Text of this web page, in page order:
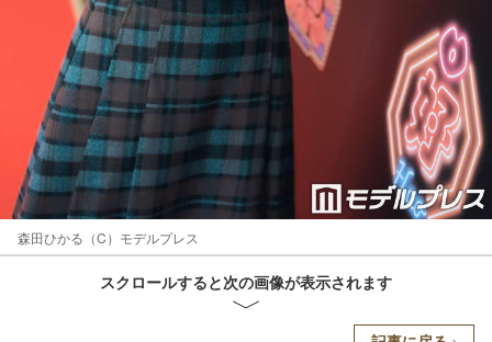
森田ひかる（C）モデルプレス
スクロールすると次の画像が表示されます